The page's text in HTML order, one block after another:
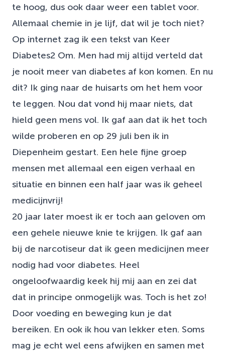
te hoog, dus ook daar weer een tablet voor.
Allemaal chemie in je lijf, dat wil je toch niet?
Op internet zag ik een tekst van Keer
Diabetes2 Om. Men had mij altijd verteld dat
je nooit meer van diabetes af kon komen. En nu
dit? Ik ging naar de huisarts om het hem voor
te leggen. Nou dat vond hij maar niets, dat
hield geen mens vol. Ik gaf aan dat ik het toch
wilde proberen en op 29 juli ben ik in
Diepenheim gestart. Een hele fijne groep
mensen met allemaal een eigen verhaal en
situatie en binnen een half jaar was ik geheel
medicijnvrij!
20 jaar later moest ik er toch aan geloven om
een gehele nieuwe knie te krijgen. Ik gaf aan
bij de narcotiseur dat ik geen medicijnen meer
nodig had voor diabetes. Heel
ongeloofwaardig keek hij mij aan en zei dat
dat in principe onmogelijk was. Toch is het zo!
Door voeding en beweging kun je dat
bereiken. En ook ik hou van lekker eten. Soms
mag je echt wel eens afwijken en samen met